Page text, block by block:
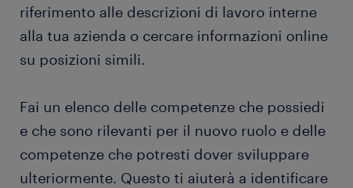
riferimento alle descrizioni di lavoro interne
alla tua azienda o cercare informazioni online
su posizioni simili.
Fai un elenco delle competenze che possiedi
e che sono rilevanti per il nuovo ruolo e delle
competenze che potresti dover sviluppare
ulteriormente. Questo ti aiuterà a identificare